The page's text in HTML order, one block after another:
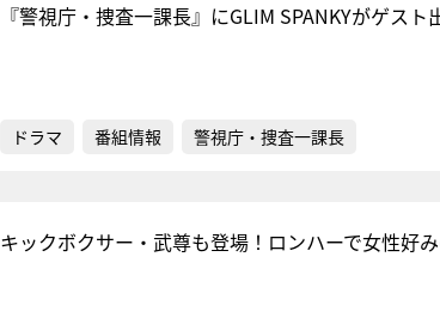
『警視庁・捜査一課長』にGLIM SPANKYがゲス
ドラマ 番組情報 警視庁・捜査一課長
キックボクサー・武尊も登場！ロンハーで女性好